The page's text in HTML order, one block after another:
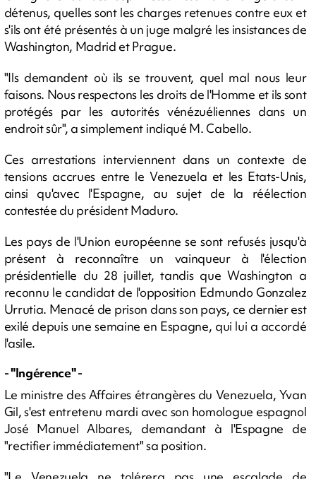
détenus, quelles sont les charges retenues contre eux et
s'ils ont été présentés à un juge malgré les insistances de
Washington, Madrid et Prague.
"Ils demandent où ils se trouvent, quel mal nous leur
faisons. Nous respectons les droits de l'Homme et ils sont
protégés par les autorités vénézuéliennes dans un
endroit sûr", a simplement indiqué M. Cabello.
Ces arrestations interviennent dans un contexte de
tensions accrues entre le Venezuela et les Etats-Unis,
ainsi qu'avec l'Espagne, au sujet de la réélection
contestée du président Maduro.
Les pays de l'Union européenne se sont refusés jusqu'à
présent à reconnaître un vainqueur à l'élection
présidentielle du 28 juillet, tandis que Washington a
reconnu le candidat de l'opposition Edmundo Gonzalez
Urrutia. Menacé de prison dans son pays, ce dernier est
exilé depuis une semaine en Espagne, qui lui a accordé
l'asile.
- "Ingérence" -
Le ministre des Affaires étrangères du Venezuela, Yvan
Gil, s'est entretenu mardi avec son homologue espagnol
José Manuel Albares, demandant à l'Espagne de
"rectifier immédiatement" sa position.